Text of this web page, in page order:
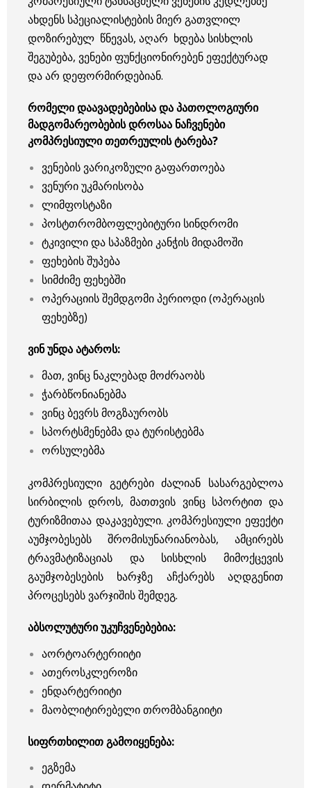
ახდენს სპეციალისტების მიერ გათვლილ
დოზირებულ წნევას, აღარ ხდება სისხლის
შეგუბება, ვენები ფუნქციონირებენ ეფექტურად
და არ დეფორმირდებიან.
რომელი დაავადებებისა და პათოლოგიური
მადგომარეობების დროსაა ნაჩვენები
კომპრესიული თეთრეულის ტარება?
ვენების ვარიკოზული გაფართოება
ვენური უკმარისობა
ლიმფოსტაზი
პოსტთრომბოფლებიტური სინდრომი
ტკივილი და სპაზმები კანჭის მიდამოში
ფეხების შუპება
სიმძიმე ფეხებში
ოპერაციის შემდგომი პერიოდი (ოპერაცის
ფეხებზე)
ვინ უნდა ატაროს:
მათ, ვინც ნაკლებად მოძრაობს
ჭარბწონიანებმა
ვინც ბევრს მოგზაურობს
სპორტსმენებმა და ტურისტებმა
ორსულებმა
კომპრესიული გეტრები ძალიან სასარგებლოა
სირბილის დროს, მათთვის ვინც სპორტით და
ტურიზმითაა დაკავებული. კომპრესიული ეფექტი
აუმჯობესებს შრომისუნარიანობას, ამცირებს
ტრავმატიზაციას და სისხლის მიმოქცევის
გაუმჯობესების ხარჯზე აჩქარებს აღდგენით
პროცესებს ვარჯიშის შემდეგ.
აბსოლუტური უკუჩვენებებია:
აორტოარტერიიტი
ათეროსკლეროზი
ენდარტერიიტი
მაობლიტირებელი თრომბანგიიტი
სიფრთხილით გამოიყენება:
ეგზემა